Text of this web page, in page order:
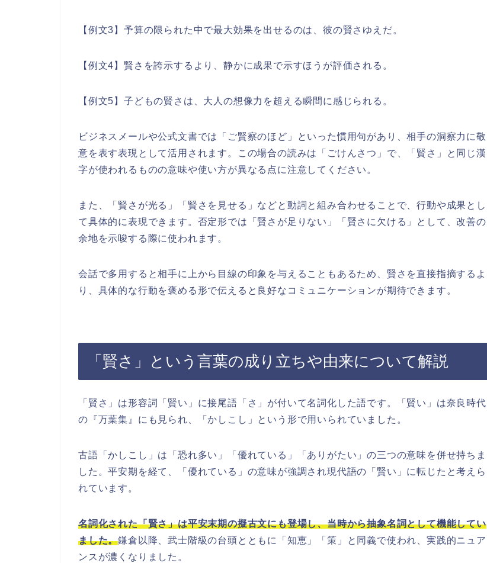
【例文3】予算の限られた中で最大効果を出せるのは、彼の賢さゆえだ。
【例文4】賢さを誇示するより、静かに成果で示すほうが評価される。
【例文5】子どもの賢さは、大人の想像力を超える瞬間に感じられる。
ビジネスメールや公式文書では「ご賢察のほど」といった慣用句があり、相手の洞察力に敬
意を表す表現として活用されます。この場合の読みは「ごけんさつ」で、「賢さ」と同じ漢
字が使われるものの意味や使い方が異なる点に注意してください。
また、「賢さが光る」「賢さを見せる」などと動詞と組み合わせることで、行動や成果とし
て具体的に表現できます。否定形では「賢さが足りない」「賢さに欠ける」として、改善の
余地を示唆する際に使われます。
会話で多用すると相手に上から目線の印象を与えることもあるため、賢さを直接指摘するよ
り、具体的な行動を褒める形で伝えると良好なコミュニケーションが期待できます。
「賢さ」という言葉の成り立ちや由来について解説
「賢さ」は形容詞「賢い」に接尾語「さ」が付いて名詞化した語です。「賢い」は奈良時代
の『万葉集』にも見られ、「かしこし」という形で用いられていました。
古語「かしこし」は「恐れ多い」「優れている」「ありがたい」の三つの意味を併せ持ちま
した。平安期を経て、「優れている」の意味が強調され現代語の「賢い」に転じたと考えら
れています。
名詞化された「賢さ」は平安末期の擬古文にも登場し、当時から抽象名詞として機能してい
ました。鎌倉以降、武士階級の台頭とともに「知恵」「策」と同義で使われ、実践的ニュア
ンスが濃くなりました。